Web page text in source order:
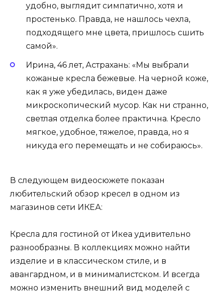
удобно, выглядит симпатично, хотя и
простенько. Правда, не нашлось чехла,
подходящего мне цвета, пришлось сшить
самой».
Ирина, 46 лет, Астрахань: «Мы выбрали
кожаные кресла бежевые. На черной коже,
как я уже убедилась, виден даже
микроскопический мусор. Как ни странно,
светлая отделка более практична. Кресло
мягкое, удобное, тяжелое, правда, но я
никуда его перемещать и не собираюсь».
В следующем видеосюжете показан
любительский обзор кресел в одном из
магазинов сети ИКЕА:
Кресла для гостиной от Икеа удивительно
разнообразны. В коллекциях можно найти
изделие и в классическом стиле, и в
авангардном, и в минималистском. И всегда
можно изменить внешний вид моделей с